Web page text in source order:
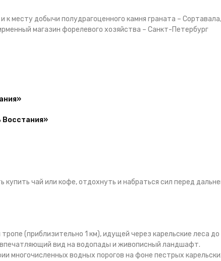
к месту добычи полудрагоценного камня граната – Сортавала,
магазин форелевого хозяйства – Санкт-Петербург
Восстания»
чай или кофе, отдохнуть и набраться сил перед
(приблизительно 1 км), идущей через карельские леса до
вид на водопады и живописный ландшафт.
многочисленных водных порогов на фоне пестрых